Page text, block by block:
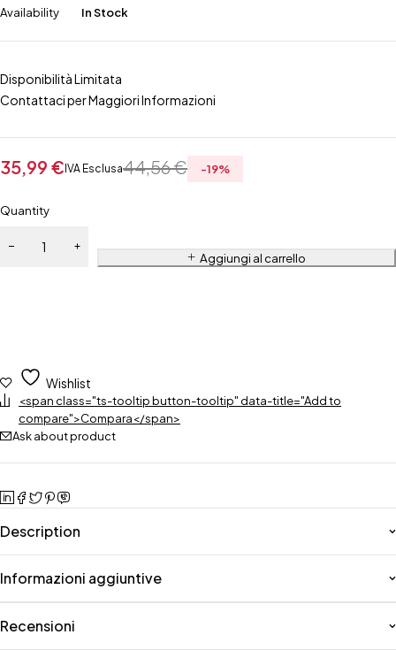
Availability
In Stock
Disponibilità Limitata
Contattaci per Maggiori Informazioni
44,56€
35,99 € IVA Esclusa -19%
Quantity
Aggiungi al carrello
Wishlist
<span class="ts-tooltip button-tooltip" data-title="Add to
compare">Compara</span>
Ask about product
Description
Informazioni aggiuntive
Recensioni